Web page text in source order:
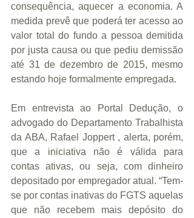
consequência, aquecer a economia. A
medida prevê que poderá ter acesso ao
valor total do fundo a pessoa demitida
por justa causa ou que pediu demissão
até 31 de dezembro de 2015, mesmo
estando hoje formalmente empregada.
Em entrevista ao Portal Dedução, o
advogado do Departamento Trabalhista
da ABA, Rafael Joppert , alerta, porém,
que a iniciativa não é válida para
contas ativas, ou seja, com dinheiro
depositado por empregador atual. “Tem-
se por contas inativas do FGTS aquelas
que não recebem mais depósito do